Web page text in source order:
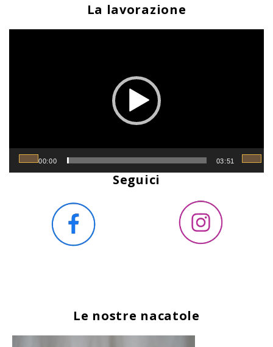
La lavorazione
00:00 03:51
Seguici
Le nostre nacatole